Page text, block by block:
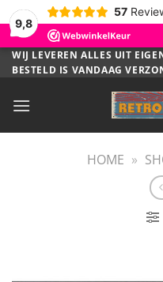
9,8
57
Ga
naar
WIJ LEVEREN ALLES UIT
BESTELD IS VANDAAG
HOME »